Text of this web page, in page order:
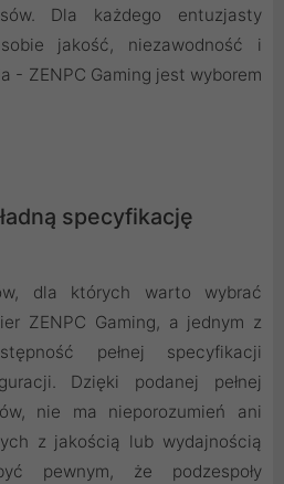
Dla każdego entuzjasty
jakość, niezawodność i
- ZENPC Gaming jest wyborem
specyfikację
dla których warto wybrać
ZENPC Gaming, a jednym z
pełnej specyfikacji
Dzięki podanej pełnej
nie ma nieporozumień ani
z jakością lub wydajnością
pewnym, że podzespoły